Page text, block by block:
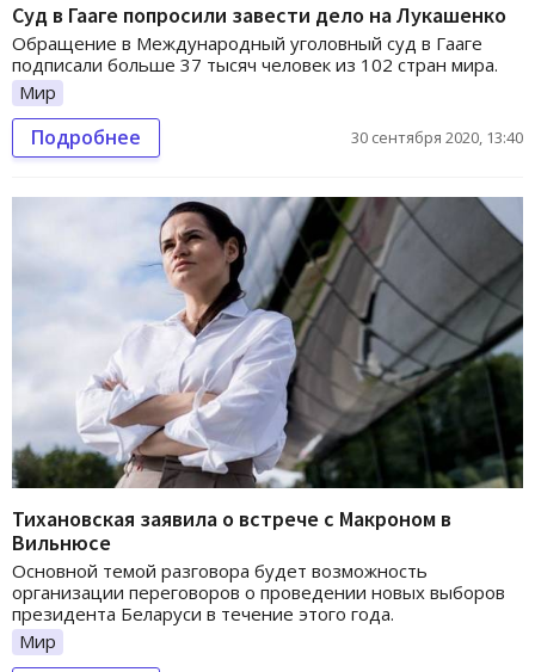
Суд в Гааге попросили завести дело на Лукашенко
Обращение в Международный уголовный суд в Гааге
подписали больше 37 тысяч человек из 102 стран мира.
Мир
Подробнее 30 сентября 2020, 13:40
Тихановская заявила о встрече с Макроном в
Вильнюсе
Основной темой разговора будет возможность
организации переговоров о проведении новых выборов
президента Беларуси в течение этого года.
Мир